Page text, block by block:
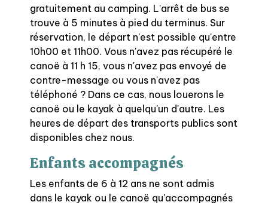
gratuitement au camping. L'arrêt de bus se
trouve à 5 minutes à pied du terminus. Sur
réservation, le départ n'est possible qu'entre
10h00 et 11h00. Vous n'avez pas récupéré le
canoë à 11 h 15, vous n'avez pas envoyé de
contre-message ou vous n'avez pas
téléphoné ? Dans ce cas, nous louerons le
canoë ou le kayak à quelqu'un d'autre. Les
heures de départ des transports publics sont
disponibles chez nous.
Enfants accompagnés
Les enfants de 6 à 12 ans ne sont admis
dans le kayak ou le canoë qu'accompagnés